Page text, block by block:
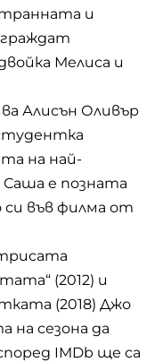
и
Мелиса и
Алисън Оливър
на най-
е позната
във филма от
(2012) и
(2018) Джо
на сезона да
IMDb ще са